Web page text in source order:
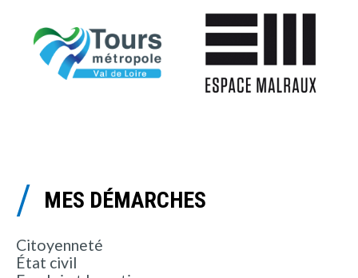
MES DÉMARCHES
Citoyenneté
État civil